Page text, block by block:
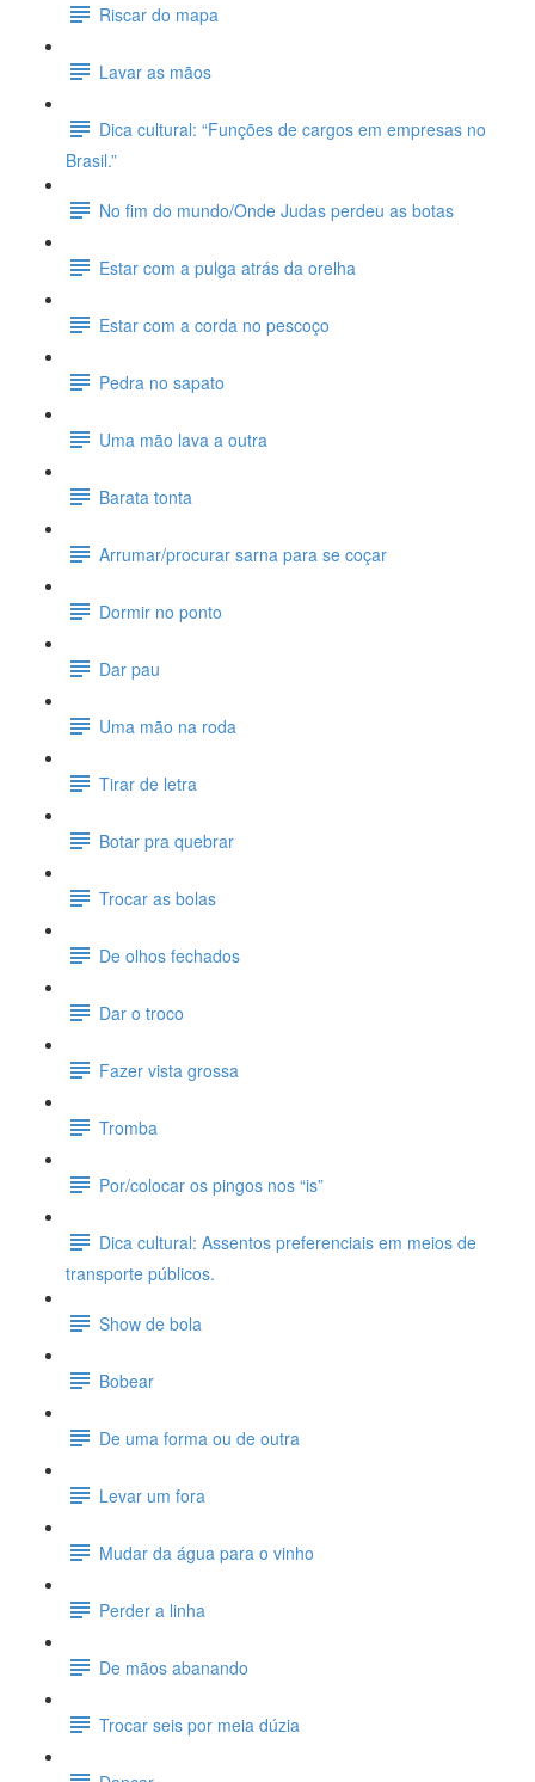
Riscar do mapa
Lavar as mãos
Dica cultural: “Funções de cargos em empresas no
Brasil.”
No fim do mundo/Onde Judas perdeu as botas
Estar com a pulga atrás da orelha
Estar com a corda no pescoço
Pedra no sapato
Uma mão lava a outra
Barata tonta
Arrumar/procurar sarna para se coçar
Dormir no ponto
Dar pau
Uma mão na roda
Tirar de letra
Botar pra quebrar
Trocar as bolas
De olhos fechados
Dar o troco
Fazer vista grossa
Tromba
Por/colocar os pingos nos “is”
Dica cultural: Assentos preferenciais em meios de
transporte públicos.
Show de bola
Bobear
De uma forma ou de outra
Levar um fora
Mudar da água para o vinho
Perder a linha
De mãos abanando
Trocar seis por meia dúzia